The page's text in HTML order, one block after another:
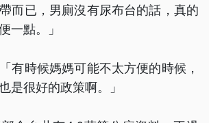
而已，男廁沒有尿布台的話，真的
一點。」
有時候媽媽可能不太方便的時候，
是很好的政策啊。」